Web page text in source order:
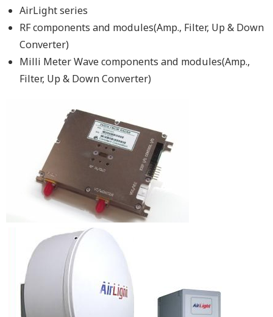
AirLight series
RF components and modules(Amp., Filter, Up & Down
Converter)
Milli Meter Wave components and modules(Amp.,
Filter, Up & Down Converter)